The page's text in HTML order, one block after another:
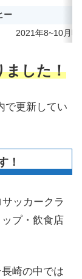
ー
2021年8~10月頃
ました！
で更新してい
！
ッカークラ
プ・飲食店
崎の中では